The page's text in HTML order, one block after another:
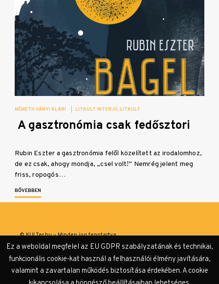
NÉMETH VÁNYI KLÁRI LITKULT INTERJÚ LITKULT
A gasztronómia csak fedősztori
Rubin Eszter a gasztronómia felől közelített az irodalomhoz,
de ez csak, ahogy mondja, „csel volt!” Nemrég jelent meg
friss, ropogós…
BŐVEBBEN
© KULTer.hu – Minden jog fenntartva
Adatvédelmi tájékoztató
Ez a weboldal megfelel az EU GDPR szabályzatának és technikai,
funkcionális cookie-kat használ a felhasználói élmény javítására,
valamint a zavartalan működés biztosítása érdekében. A cookie